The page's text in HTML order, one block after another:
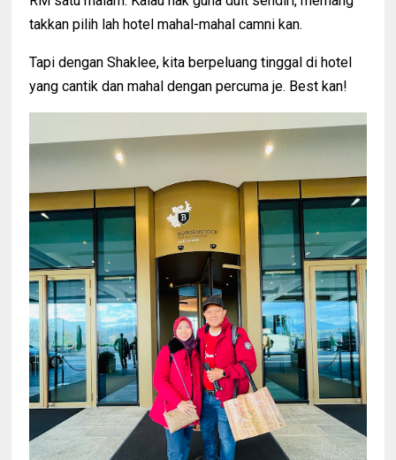
takkan pilih lah hotel mahal-mahal camni kan.
Tapi dengan Shaklee, kita berpeluang tinggal di hotel
yang cantik dan mahal dengan percuma je. Best kan!